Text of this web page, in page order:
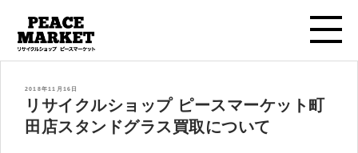
投
2018年11月16日
リサイクルショップ ピースマーケット町
田店スタンドグラス買取について